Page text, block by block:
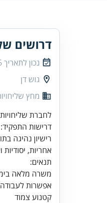
דרושים
נכון לתאריך
גוש דן
מחץ
לחברת
אחריות,